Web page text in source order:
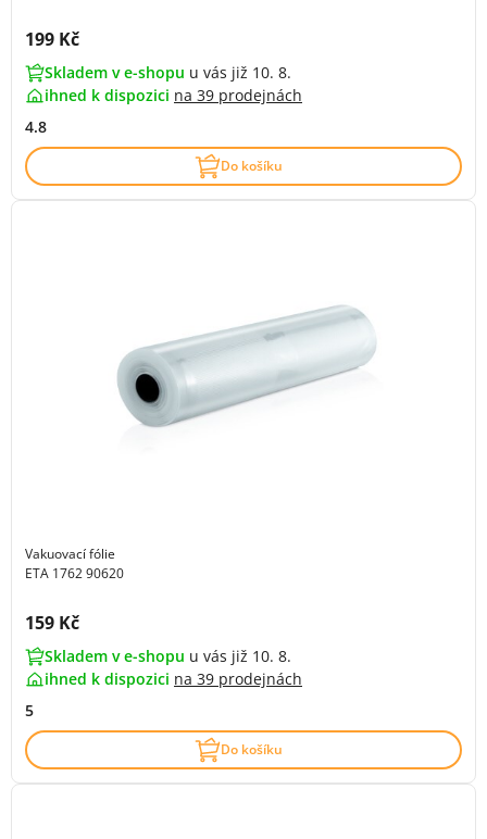
Cena s DPH:
199 Kč
Skladem v e-shopu u vás již 10. 8.
ihned k dispozici na 39 prodejnách
4.8
Do košíku
Vakuovací fólie
ETA 1762 90620
Cena s DPH:
159 Kč
Skladem v e-shopu u vás již 10. 8.
ihned k dispozici na 39 prodejnách
5
Do košíku